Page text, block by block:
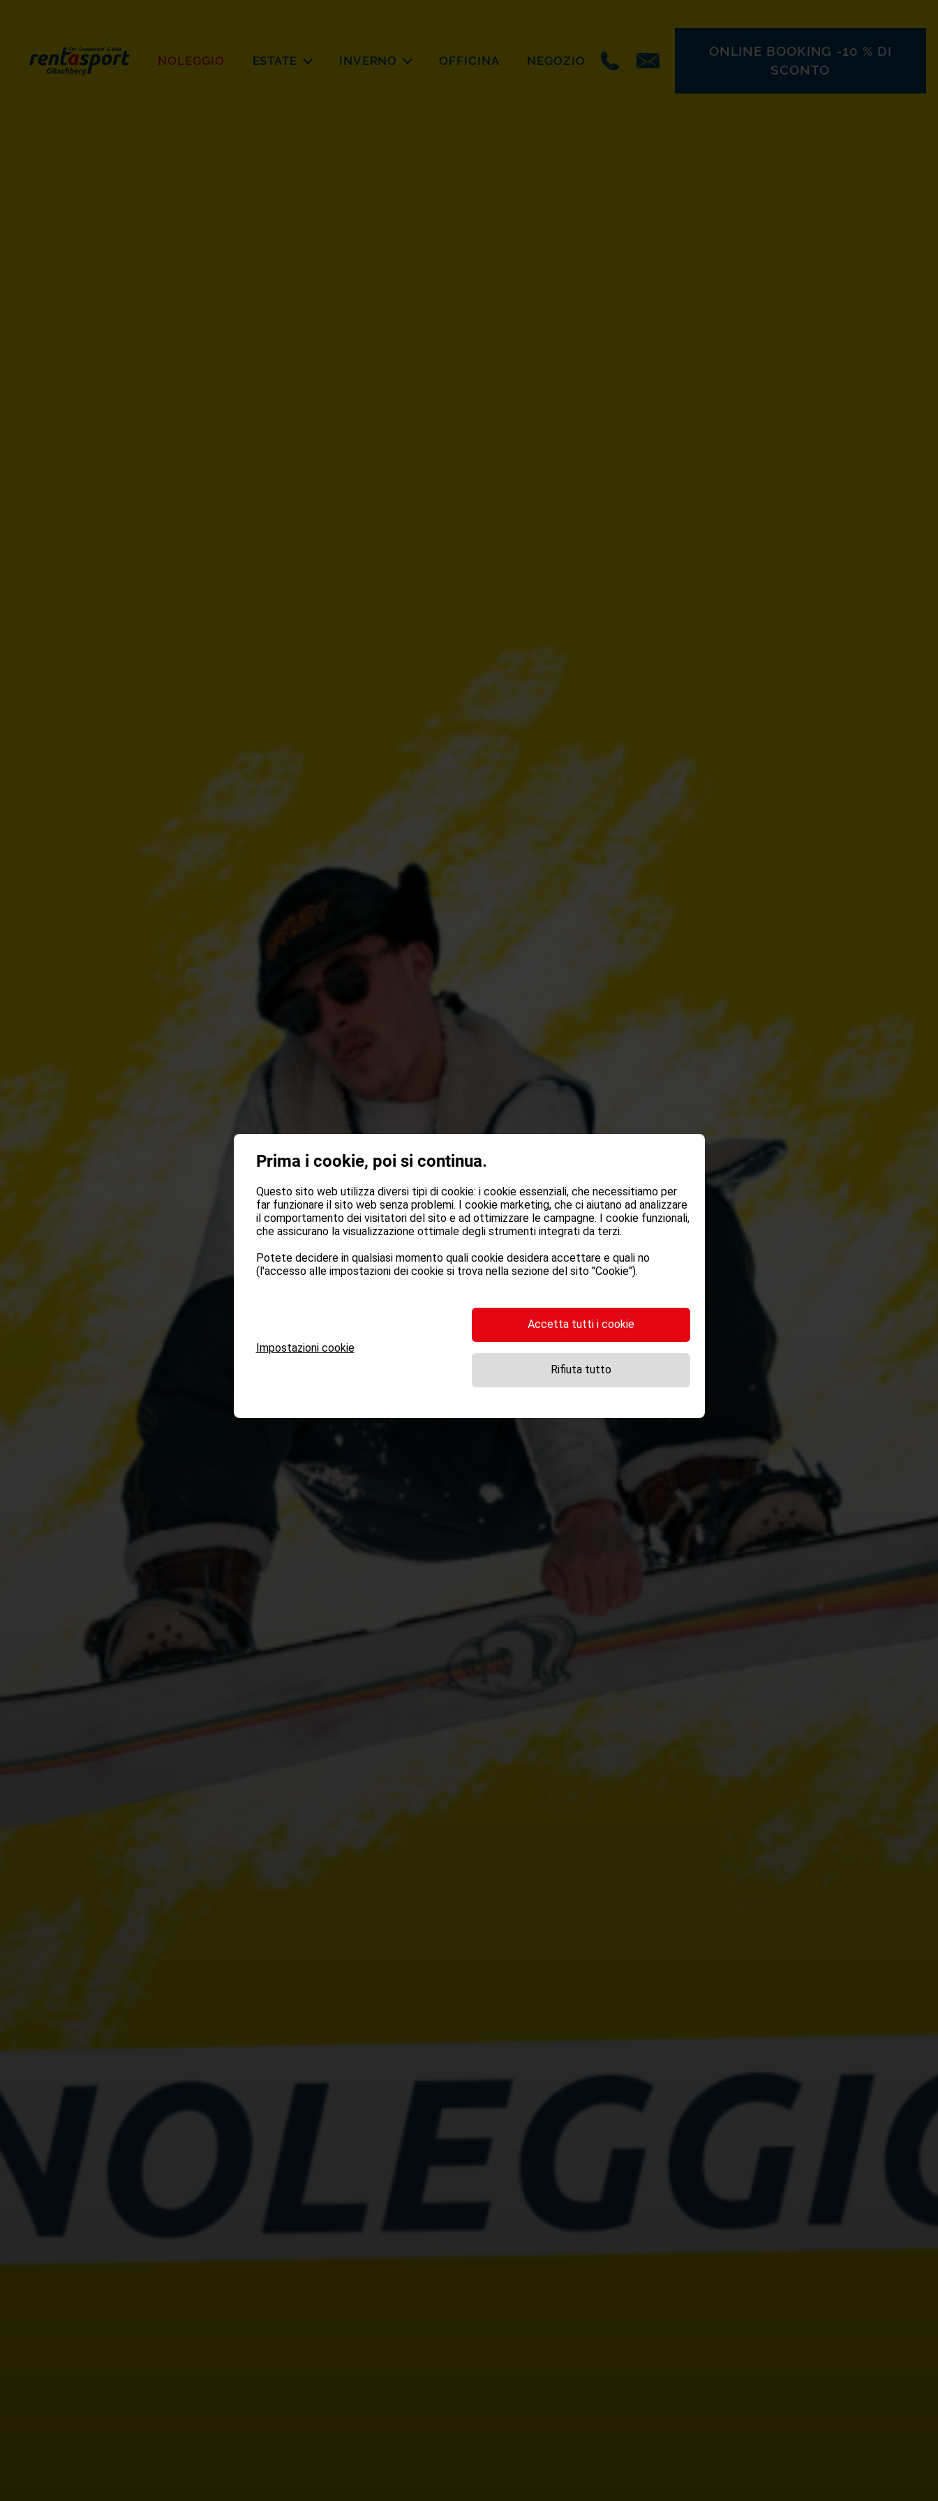
NOLEGGIO ESTATE INVERNO OFFICINA NEGOZIO
ONLINE BOOKING -10 % DI
SCONTO
Prima i cookie, poi si continua.
Questo sito web utilizza diversi tipi di cookie: i cookie essenziali, che necessitiamo per
far funzionare il sito web senza problemi. I cookie marketing, che ci aiutano ad analizzare
il comportamento dei visitatori del sito e ad ottimizzare le campagne. I cookie funzionali,
che assicurano la visualizzazione ottimale degli strumenti integrati da terzi.
Potete decidere in qualsiasi momento quali cookie desidera accettare e quali no
(l'accesso alle impostazioni dei cookie si trova nella sezione del sito "Cookie").
Impostazioni cookie
Accetta tutti i cookie
Rifiuta tutto